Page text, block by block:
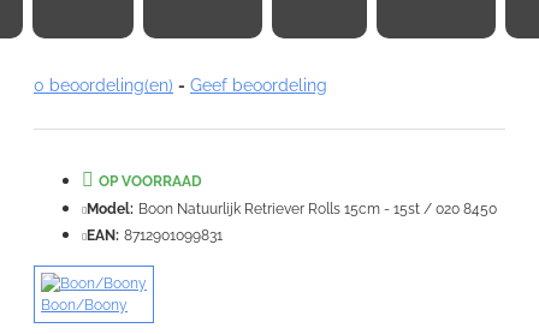
Note:HTML-code wordt niet vertaald!
VERDER
0 beoordeling(en) - Geef beoordeling
OP VOORRAAD
Model: Boon Natuurlijk Retriever Rolls 15cm - 15st / 020 8450
EAN: 8712901099831
Boon/Boony